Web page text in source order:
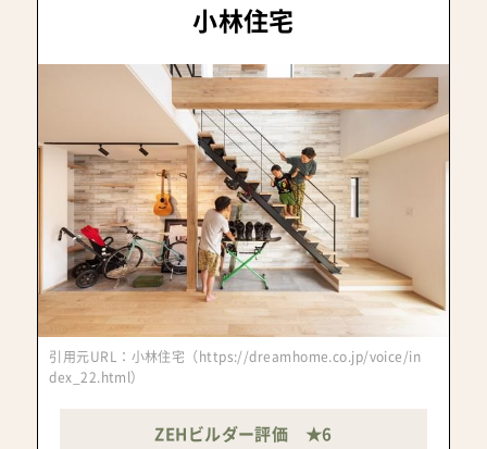
小林住宅
引用元URL：小林住宅（https://dreamhome.co.jp/voice/in
dex_22.html）
ZEHビルダー評価 ★6